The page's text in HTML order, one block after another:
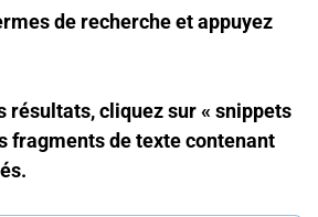
de recherche et appuyez
résultats, cliquez sur « snippets
fragments de texte contenant